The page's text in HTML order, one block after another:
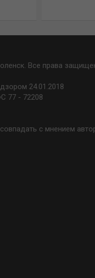
Все права
24.01.2018
77 - 72208
с мнением